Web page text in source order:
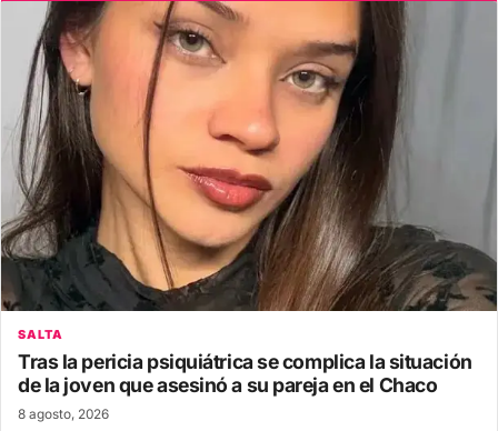
SALTA
Tras la pericia psiquiátrica se complica la situación
de la joven que asesinó a su pareja en el Chaco
8 agosto, 2026